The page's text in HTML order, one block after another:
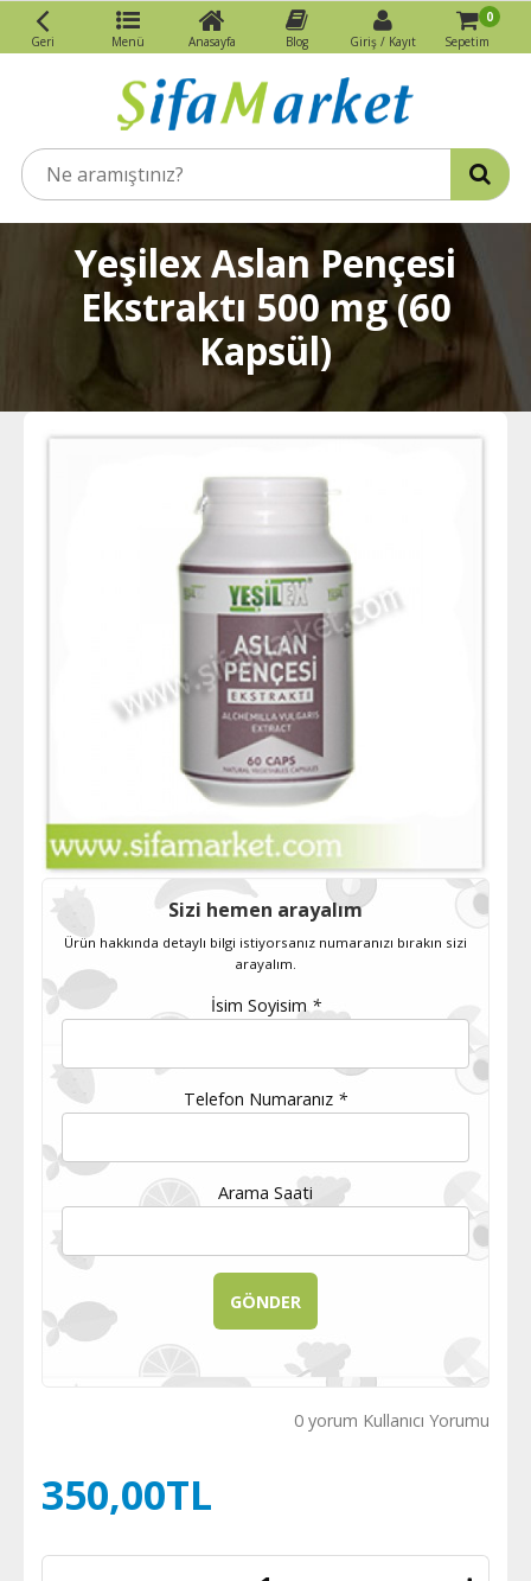
Yeşilex Aslan Pençesi
Ekstraktı 500 mg (60
Kapsül)
Sizi hemen arayalım
Ürün hakkında detaylı bilgi istiyorsanız numaranızı bırakın sizi
arayalım.
İsim Soyisim *
Telefon Numaranız *
Arama Saati
0 yorum Kullanıcı Yorumu
350,00TL
Geri Menü Anasayfa Blog Giriş / Kayıt Sepetim
0